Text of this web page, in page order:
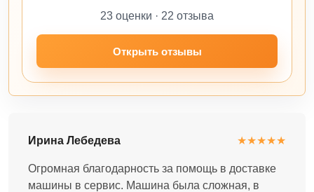
23 оценки · 22 отзыва
Открыть отзывы
Ирина Лебедева ★★★★★
Огромная благодарность за помощь в доставке
машины в сервис. Машина была сложная, в